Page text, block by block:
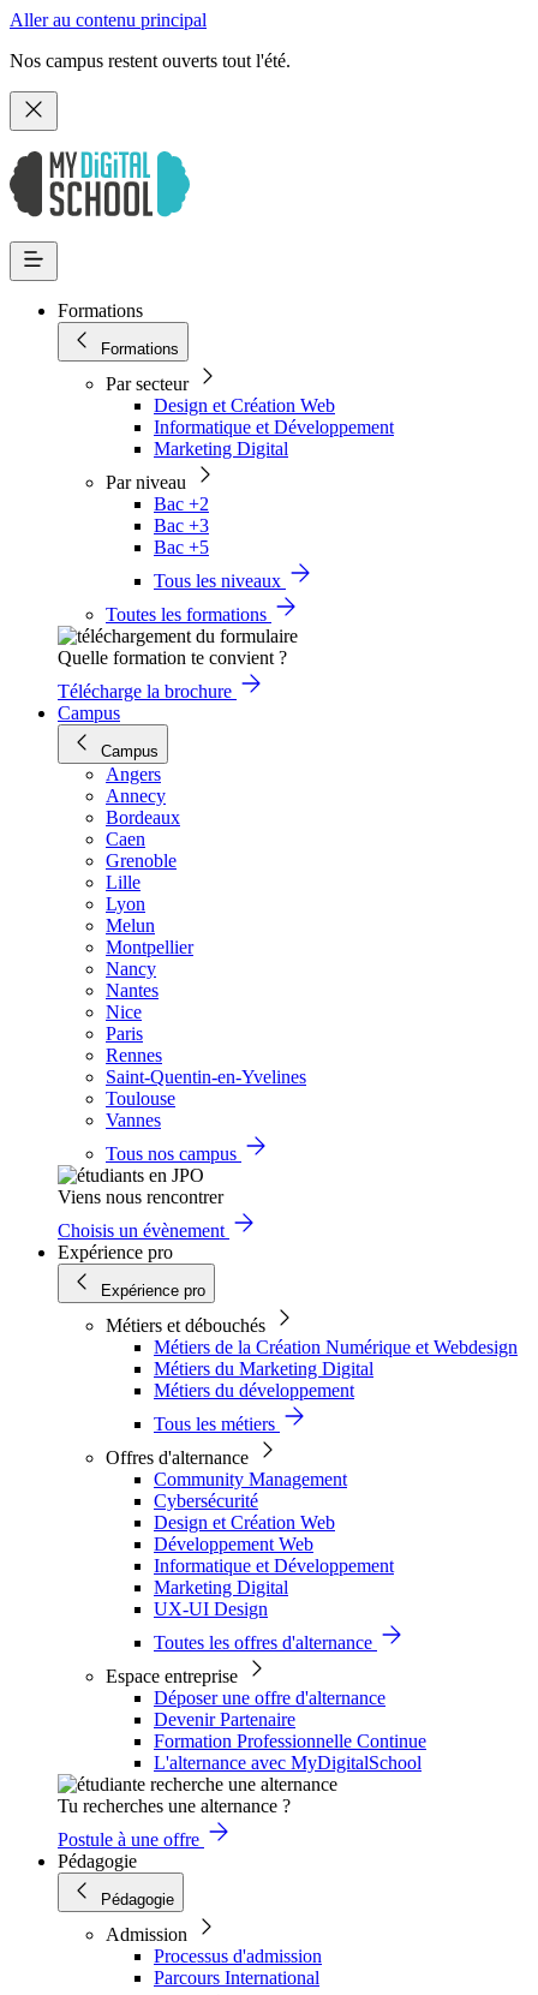
Aller au contenu principal
Nos campus restent ouverts tout l'été.
Formations
Formations
Par secteur
Design et Création Web
Informatique et Développement
Marketing Digital
Par niveau
Bac +2
Bac +3
Bac +5
Tous les niveaux
Toutes les formations
Quelle formation te convient ?
Télécharge la brochure
Campus
Campus
Angers
Annecy
Bordeaux
Caen
Grenoble
Lille
Lyon
Melun
Montpellier
Nancy
Nantes
Nice
Paris
Rennes
Saint-Quentin-en-Yvelines
Toulouse
Vannes
Tous nos campus
Viens nous rencontrer
Choisis un évènement
Expérience pro
Expérience pro
Métiers et débouchés
Métiers de la Création Numérique et Webdesign
Métiers du Marketing Digital
Métiers du développement
Tous les métiers
Offres d'alternance
Community Management
Cybersécurité
Design et Création Web
Développement Web
Informatique et Développement
Marketing Digital
UX-UI Design
Toutes les offres d'alternance
Espace entreprise
Déposer une offre d'alternance
Devenir Partenaire
Formation Professionnelle Continue
L'alternance avec MyDigitalSchool
Tu recherches une alternance ?
Postule à une offre
Pédagogie
Pédagogie
Admission
Processus d'admission
Parcours International